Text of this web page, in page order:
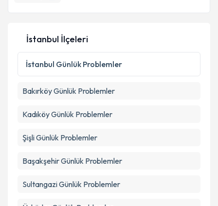
İstanbul İlçeleri
İstanbul Günlük Problemler
BakırköyGünlük Problemler
KadıköyGünlük Problemler
ŞişliGünlük Problemler
BaşakşehirGünlük Problemler
SultangaziGünlük Problemler